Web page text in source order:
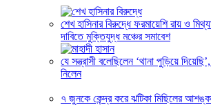
শেখ হাসিনার বিরুদ্ধে ফরমায়েশি রায় ও
দাবিতে মুক্তিযুদ্ধ মঞ্চের সমাবেশ
যে সন্ত্রাসী বলেছিলেন ‘থানা পুড়িয়ে
নিলেন
৭ জুনকে কেন্দ্র করে ঝটিকা মিছিলের